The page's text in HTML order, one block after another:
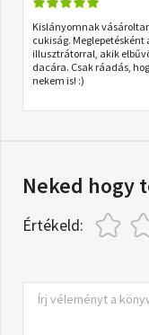
Kislányomnak
cukiság.
illusztrátorral, akik
dacára. Csak ráadás,
nekem is! :)
Neked hogy
Értékeld: